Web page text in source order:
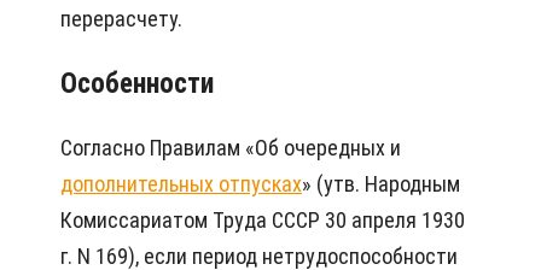
перерасчету.
Особенности
Согласно Правилам «Об очередных и
дополнительных отпусках» (утв. Народным
Комиссариатом Труда СССР 30 апреля 1930
г. N 169), если период нетрудоспособности